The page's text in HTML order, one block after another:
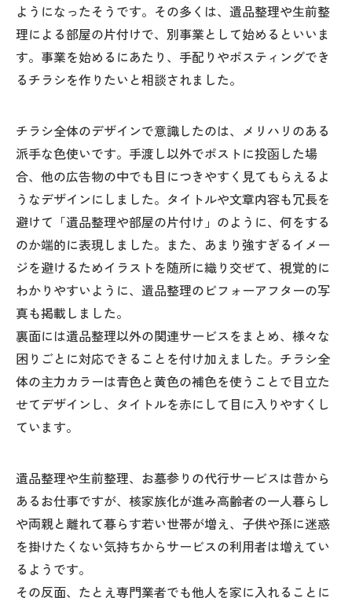
ようになったそうです。その多くは、遺品整理や生前整
理による部屋の片付けで、別事業として始めるといいま
す。事業を始めるにあたり、手配りやポスティングでき
るチラシを作りたいと相談されました。
チラシ全体のデザインで意識したのは、メリハリのある
派手な色使いです。手渡し以外でポストに投函した場
合、他の広告物の中でも目につきやすく見てもらえるよ
うなデザインにしました。タイトルや文章内容も冗長を
避けて「遺品整理や部屋の片付け」のように、何をする
のか端的に表現しました。また、あまり強すぎるイメー
ジを避けるためイラストを随所に織り交ぜて、視覚的に
わかりやすいように、遺品整理のビフォーアフターの写
真も掲載しました。
裏面には遺品整理以外の関連サービスをまとめ、様々な
困りごとに対応できることを付け加えました。チラシ全
体の主力カラーは青色と黄色の補色を使うことで目立た
せてデザインし、タイトルを赤にして目に入りやすくし
ています。
遺品整理や生前整理、お墓参りの代行サービスは昔から
あるお仕事ですが、核家族化が進み高齢者の一人暮らし
や両親と離れて暮らす若い世帯が増え、子供や孫に迷惑
を掛けたくない気持ちからサービスの利用者は増えてい
るようです。
その反面、たとえ専門業者でも他人を家に入れることに